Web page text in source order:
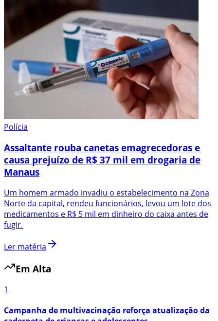
Polícia
Assaltante rouba canetas emagrecedoras e
causa prejuízo de R$ 37 mil em drogaria de
Manaus
Um homem armado invadiu o estabelecimento na Zona
Norte da capital, rendeu funcionários, levou um lote dos
medicamentos e R$ 5 mil em dinheiro do caixa antes de
fugir.
Ler matéria
Em Alta
1
Campanha de multivacinação reforça atualização da